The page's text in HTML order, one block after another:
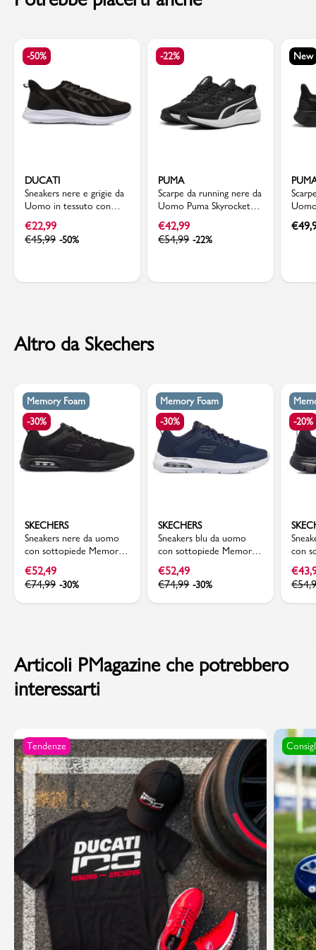
-50%
DUCATI
Sneakers nere e grigie da
Uomo in tessuto con
logo Ducati
€22,99
€45,99 -50%
-22%
PUMA
Scarpe da running nere da
Uomo Puma Skyrocket
Lite 2
€42,99
€54,99 -22%
New
€
Altro da Skechers
Memory Foam
-30%
SKECHERS
Sneakers nere da uomo
con sottopiede Memory
Foam Skechers Dyna-Air
€52,49
€74,99 -30%
Memory Foam
-30%
SKECHERS
Sneakers blu da uomo
con sottopiede Memory
Foam Skechers Dyna-Air
€52,49
€74,99 -30%
-20%
con
€
€
Articoli PMagazine che potrebbero
interessarti
Tendenze